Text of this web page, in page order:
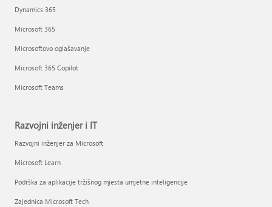
Dynamics 365
Microsoft 365
Microsoftovo oglašavanje
Microsoft 365 Copilot
Microsoft Teams
Razvojni inženjer i IT
Razvojni inženjer za Microsoft
Microsoft Learn
Podrška za aplikacije tržišnog mjesta umjetne inteligencije
Zajednica Microsoft Tech